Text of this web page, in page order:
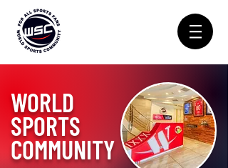
​WORLD
SPORTS
COMMUNITY